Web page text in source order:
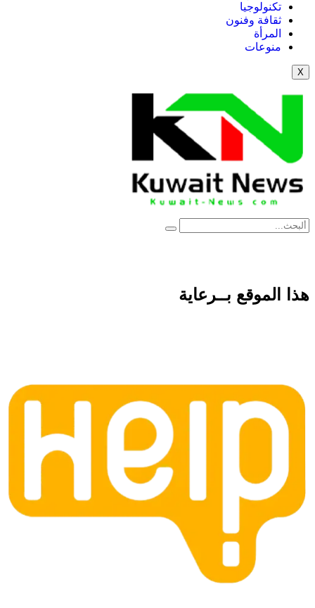
تكنولوجيا
ثقافة وفنون
المرأة
منوعات
X
News Elementor
هذا الموقع بــرعاية